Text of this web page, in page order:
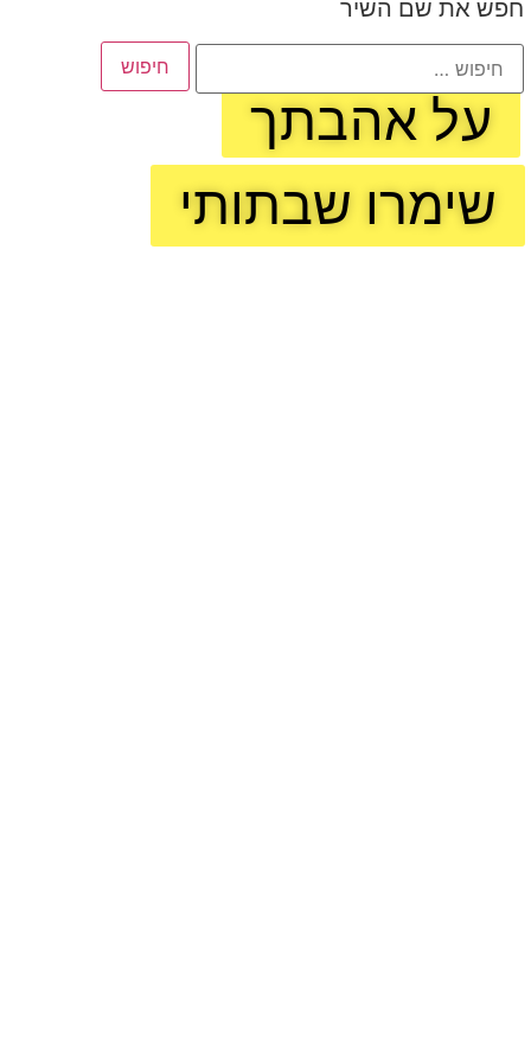
על אהבתך
חפש את שם השיר
שימרו שבתותי